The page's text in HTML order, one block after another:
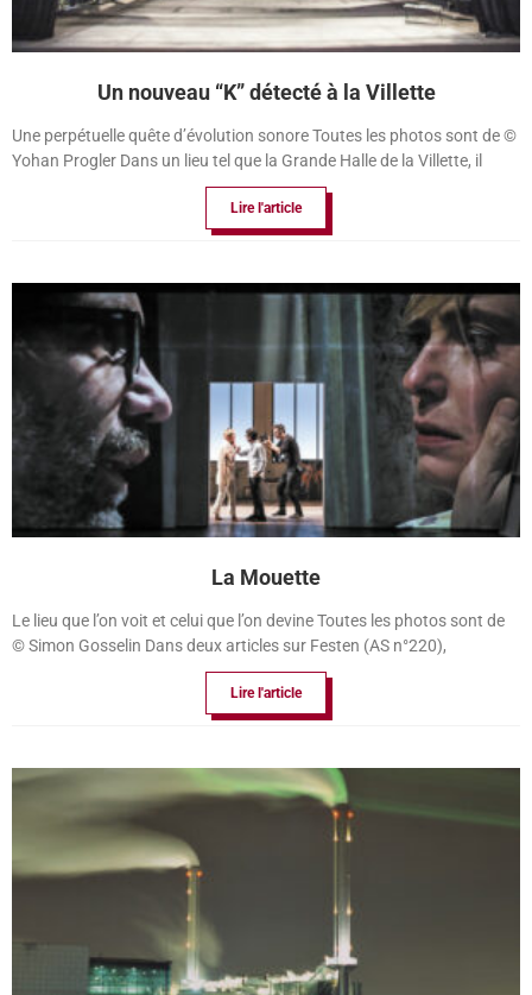
Un nouveau “K” détecté à la Villette
Une perpétuelle quête d’évolution sonore Toutes les photos sont de ©
Yohan Progler Dans un lieu tel que la Grande Halle de la Villette, il
Lire l'article
La Mouette
Le lieu que l’on voit et celui que l’on devine Toutes les photos sont de
© Simon Gosselin Dans deux articles sur Festen (AS n°220),
Lire l'article